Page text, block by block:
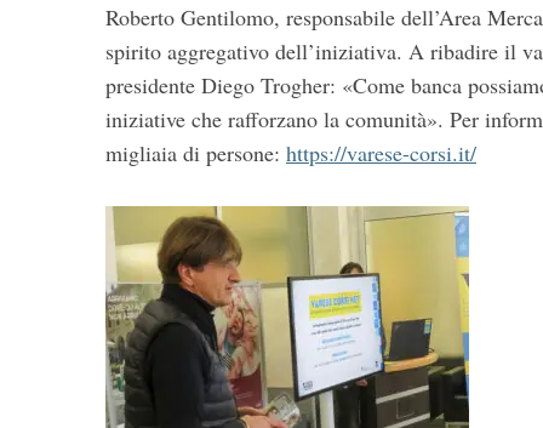
Roberto Gentilomo, responsabile dell’Area
spirito aggregativo dell’iniziativa. A ribadire il
presidente Diego Trogher: «Come banca
iniziative che rafforzano la comunità». Per
migliaia di persone: https://varese-corsi.it/
e
c
h
f
o
r